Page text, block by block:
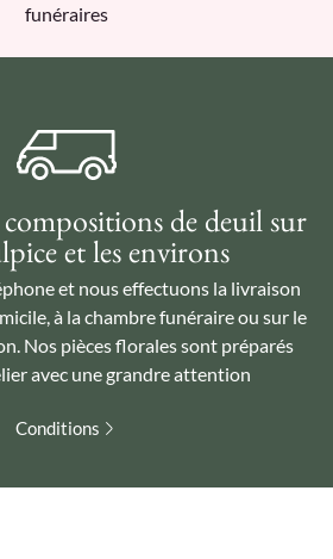
funéraires
de deuil sur
et les environs
et nous effectuons la livraison
à la chambre funéraire ou sur le
Nos pièces florales sont préparés
avec une grandre attention
Conditions